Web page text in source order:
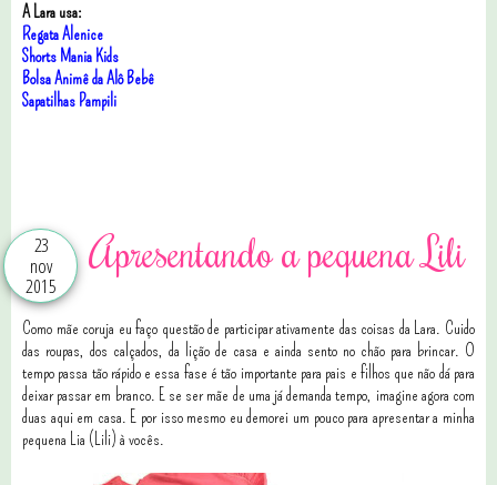
A Lara usa:
Regata Alenice
Shorts Mania Kids
Bolsa Animê da Alô Bebê
Sapatilhas Pampili
23
nov
2015
Apresentando a pequena Lili
Como mãe coruja eu faço questão de participar ativamente das coisas da Lara. Cuido
das roupas, dos calçados, da lição de casa e ainda sento no chão para brincar. O
tempo passa tão rápido e essa fase é tão importante para pais e filhos que não dá para
deixar passar em branco. E se ser mãe de uma já demanda tempo, imagine agora com
duas aqui em casa. E por isso mesmo eu demorei um pouco para apresentar a minha
pequena Lia (Lili) à vocês.